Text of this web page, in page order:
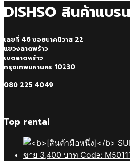
DISHSO สินค้าแบร
เลขที่ 46 ซอยนาคนิวาส 22
แขวงลาดพร้าว
เขตลาดพร้าว
กรุงเทพมหานคร 10230
080 225 4049
Top rental